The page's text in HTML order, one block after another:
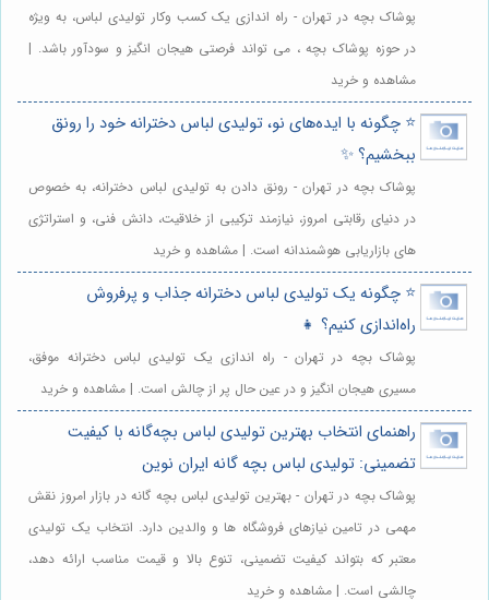
پوشاک بچه در تهران - راه اندازی یک کسب وکار تولیدی لباس، به ویژه
در حوزه پوشاک بچه ، می تواند فرصتی هیجان انگیز و سودآور باشد. |
مشاهده و خرید
⭐️ چگونه با ایده‌های نو، تولیدی لباس دخترانه خود را رونق
ببخشیم؟ ✨
پوشاک بچه در تهران - رونق دادن به تولیدی لباس دخترانه، به خصوص
در دنیای رقابتی امروز، نیازمند ترکیبی از خلاقیت، دانش فنی، و استراتژی
های بازاریابی هوشمندانه است. | مشاهده و خرید
⭐️ چگونه یک تولیدی لباس دخترانه جذاب و پرفروش
راه‌اندازی کنیم؟ 👧
پوشاک بچه در تهران - راه اندازی یک تولیدی لباس دخترانه موفق،
مسیری هیجان انگیز و در عین حال پر از چالش است. | مشاهده و خرید
راهنمای انتخاب بهترین تولیدی لباس بچه‌گانه با کیفیت
تضمینی: تولیدی لباس بچه گانه ایران نوین
پوشاک بچه در تهران - بهترین تولیدی لباس بچه گانه در بازار امروز نقش
مهمی در تامین نیازهای فروشگاه ها و والدین دارد. انتخاب یک تولیدی
معتبر که بتواند کیفیت تضمینی، تنوع بالا و قیمت مناسب ارائه دهد،
چالشی است. | مشاهده و خرید